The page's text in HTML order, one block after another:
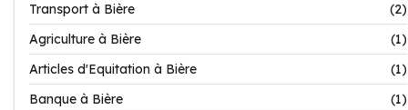
Transport à Bière
(2)
Agriculture à Bière
(1)
Articles d'Equitation à Bière
(1)
Banque à Bière
(1)